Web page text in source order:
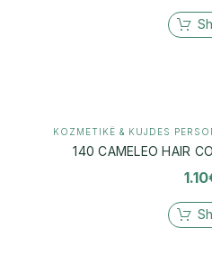
KOZMETIKË & KUJDES
140 CAMELEO HAIR
1.10